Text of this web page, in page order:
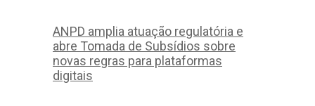
ANPD amplia atuação regulatória e
abre Tomada de Subsídios sobre
novas regras para plataformas
digitais